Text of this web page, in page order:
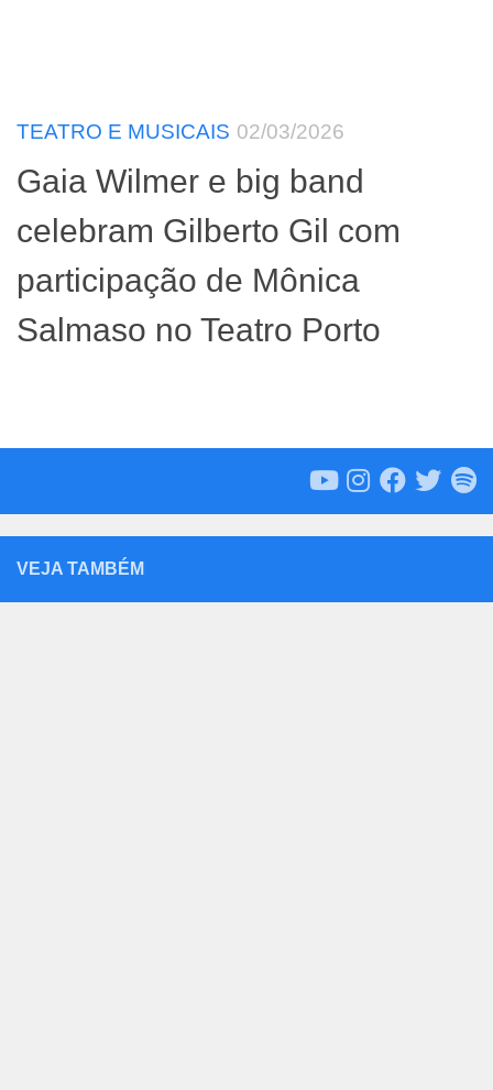
TEATRO E MUSICAIS 02/03/2026
Gaia Wilmer e big band
celebram Gilberto Gil com
participação de Mônica
Salmaso no Teatro Porto
VEJA TAMBÉM